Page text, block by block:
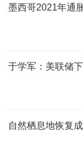
墨西哥2021年通
于学军：美联储
自然栖息地恢复